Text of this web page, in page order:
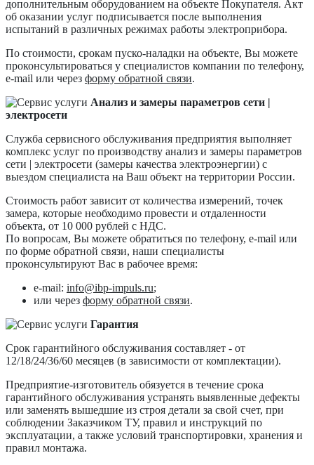
дополнительным оборудованием на объекте Покупателя. Акт
об оказании услуг подписывается после выполнения
испытаний в различных режимах работы электроприбора.
По стоимости, срокам пуско-наладки на объекте, Вы можете
проконсультироваться у специалистов компании по телефону,
e-mail или через форму обратной связи.
Анализ и замеры параметров сети |
электросети
Служба сервисного обслуживания предприятия выполняет
комплекс услуг по производству анализ и замеры параметров
сети | электросети (замеры качества электроэнергии) с
выездом специалиста на Ваш объект на территории России.
Стоимость работ зависит от количества измерений, точек
замера, которые необходимо провести и отдаленности
объекта, от 10 000 рублей с НДС.
По вопросам, Вы можете обратиться по телефону, e-mail или
по форме обратной связи, наши специалисты
проконсультируют Вас в рабочее время:
e-mail: info@ibp-impuls.ru;
или через форму обратной связи.
Гарантия
Срок гарантийного обслуживания составляет - от
12/18/24/36/60 месяцев (в зависимости от комплектации).
Предприятие-изготовитель обязуется в течение срока
гарантийного обслуживания устранять выявленные дефекты
или заменять вышедшие из строя детали за свой счет, при
соблюдении Заказчиком ТУ, правил и инструкций по
эксплуатации, а также условий транспортировки, хранения и
правил монтажа.